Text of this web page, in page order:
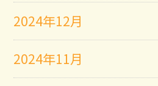
2024年12月
2024年11月